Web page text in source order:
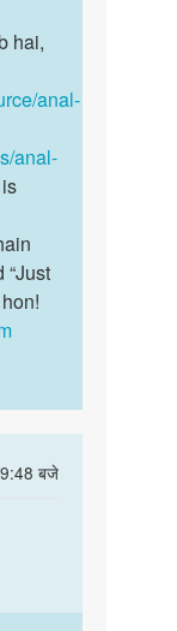
hai,
anal-
anal-
“Just
बजे